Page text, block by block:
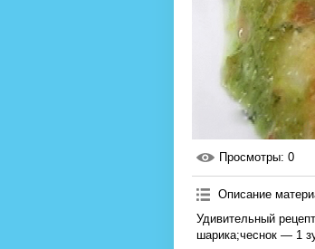
Просмотры: 0
Описание
Удивительный
шарика;чеснок — 1